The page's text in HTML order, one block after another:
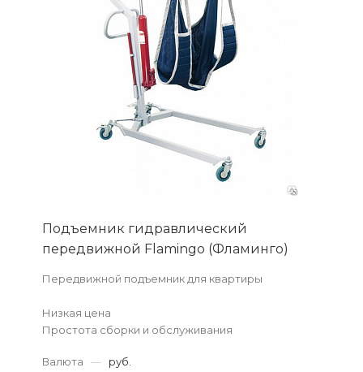
Подъемник гидравлический
передвижной Flamingo (Фламинго)
Передвижной подъемник для квартиры
Низкая цена
Простота сборки и обслуживания
В наличии на складе
Валюта — руб.